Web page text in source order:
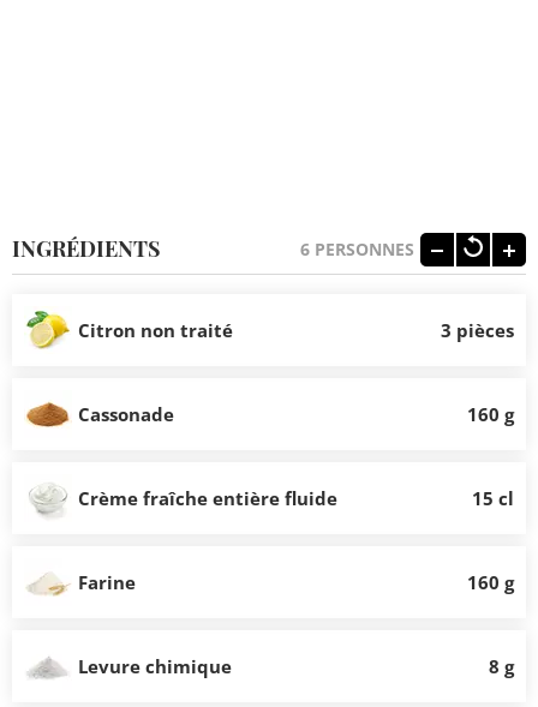
INGRÉDIENTS 6 PERSONNES
Citron non traité 3 pièces
Cassonade 160 g
Crème fraîche entière fluide 15 cl
Farine 160 g
Levure chimique 8 g